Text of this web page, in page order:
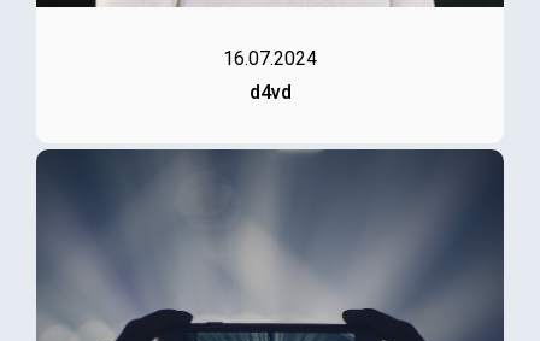
16.07.2024
d4vd